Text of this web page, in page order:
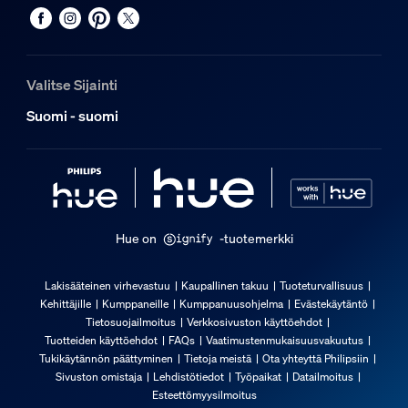
>80
Värilämpötila
2000-6500 K
Valosarja/valonauha
Leikattavissa oikeaan mittaan
Kyllä
Laajennettava
220V-240V
998,22 mm
Virrankulutus valmiustilassa enintään
Valitse Sijainti
Suomi - suomi
Hue on -tuotemerkki
Lakisääteinen virhevastuu Kaupallinen takuu
Tuoteturvallisuus
Kehittäjille
Kumppaneille Kumppanuusohjelma
Evästekäytäntö
Tietosuojailmoitus
Verkkosivuston käyttöehdot
Tuotteiden käyttöehdot
FAQs
Vaatimustenmukaisuusvakuutus
Tukikäytännön päättyminen
Tietoja meistä
Ota yhteyttä Philipsiin
Sivuston omistaja
Lehdistötiedot Työpaikat
Datailmoitus
Esteettömyysilmoitus